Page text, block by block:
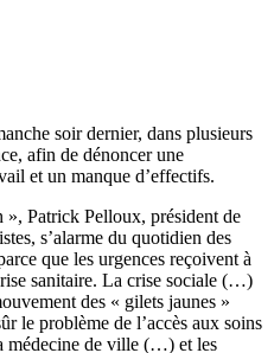
soir dernier, dans plusieurs
afin de dénoncer une
et un manque d’effectifs.
», Patrick Pelloux, président de
s’alarme du quotidien des
que les urgences reçoivent à
sanitaire. La crise sociale (…)
des « gilets jaunes »
le problème de l’accès aux soins
médecine de ville (…) et les